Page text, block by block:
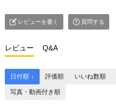
レビューを書く 質問する
レビュー Q&A
日付順 ↓ 評価順 いいね数順
写真・動画付き順